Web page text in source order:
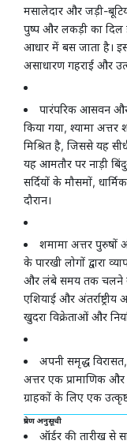
मसालेदार और जड़ी-
पुष्प और लकड़ी का
आधार में बस जाता है।
असाधारण गहराई और
पारंपरिक आसवन और
किया गया, श्यामा
मिश्रित है, जिससे यह
यह आमतौर पर नाड़ी
सर्दियों के मौसमों,
दौरान।
शमामा अत्तर
के पारखी लोगों द्वारा
और लंबे समय तक चलने
एशियाई और
खुदरा विक्रेताओं और
अपनी समृद्ध
अत्तर एक प्रामाणिक
ग्राहकों के लिए एक
प्रेषण अनुसूची
ऑर्डर की तारीख से